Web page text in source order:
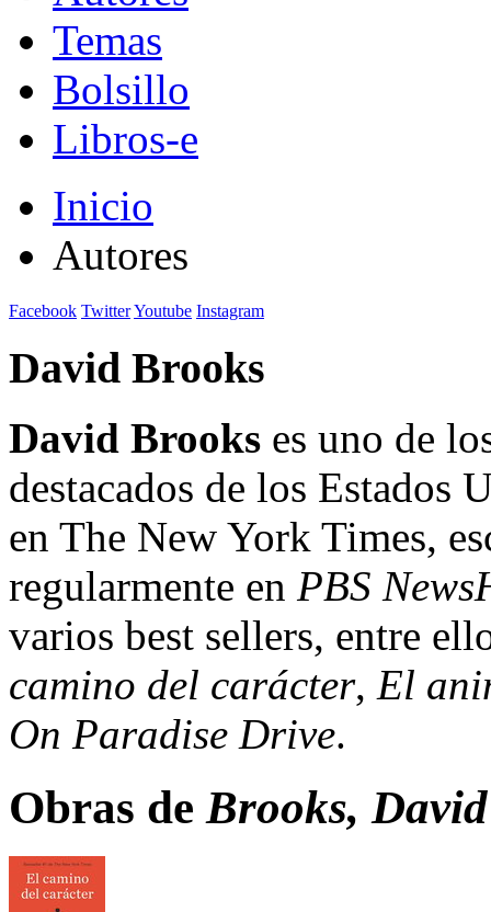
Temas
Bolsillo
Libros-e
Inicio
Autores
Facebook TwitterYoutube Instagram
David Brooks
David Brooks es uno de
destacados de los Estados
en The New York Times,
regularmente en PBS
varios best sellers, entre
camino del carácter, El
On Paradise Drive.
Obras deBrooks, David